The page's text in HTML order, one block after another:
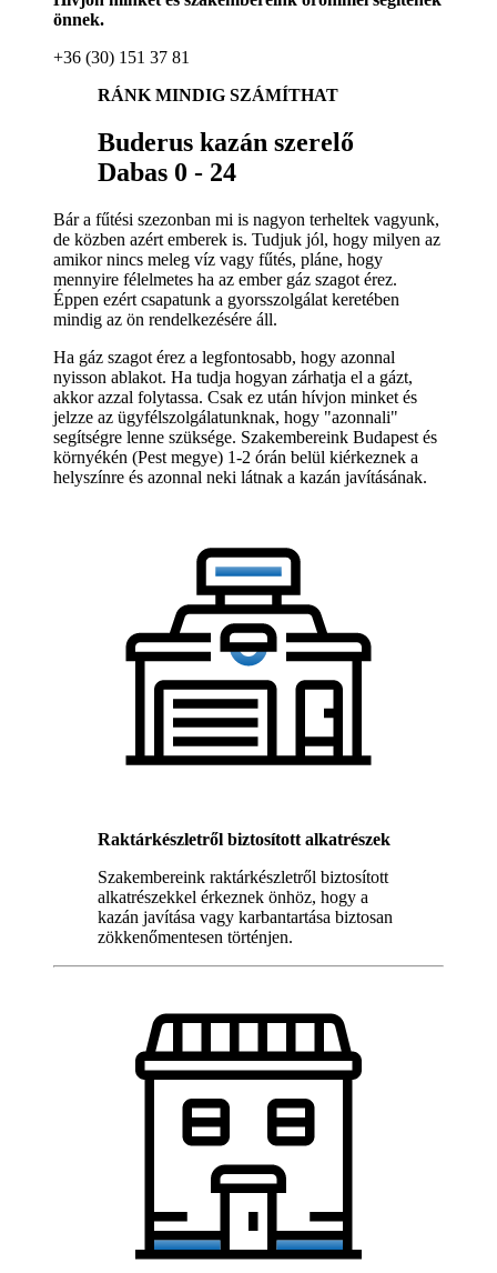
önnek.
+36 (30) 151 37 81
RÁNK MINDIG SZÁMÍTHAT
Buderus kazán szerelő
Dabas 0 - 24
Bár a fűtési szezonban mi is nagyon terheltek vagyunk,
de közben azért emberek is. Tudjuk jól, hogy milyen az
amikor nincs meleg víz vagy fűtés, pláne, hogy
mennyire félelmetes ha az ember gáz szagot érez.
Éppen ezért csapatunk a gyorsszolgálat keretében
mindig az ön rendelkezésére áll.
Ha gáz szagot érez a legfontosabb, hogy azonnal
nyisson ablakot. Ha tudja hogyan zárhatja el a gázt,
akkor azzal folytassa. Csak ez után hívjon minket és
jelzze az ügyfélszolgálatunknak, hogy "azonnali"
segítségre lenne szüksége. Szakembereink Budapest és
környékén (Pest megye) 1-2 órán belül kiérkeznek a
helyszínre és azonnal neki látnak a kazán javításának.
Raktárkészletről biztosított alkatrészek
Szakembereink raktárkészletről biztosított
alkatrészekkel érkeznek önhöz, hogy a
kazán javítása vagy karbantartása biztosan
zökkenőmentesen történjen.